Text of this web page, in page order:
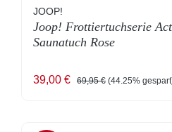
JOOP!
Joop! Frottiertuchserie
Saunatuch Rose
Verkaufspreis:
39,00 € Regulärer Preis:
69,95 € (44.25%